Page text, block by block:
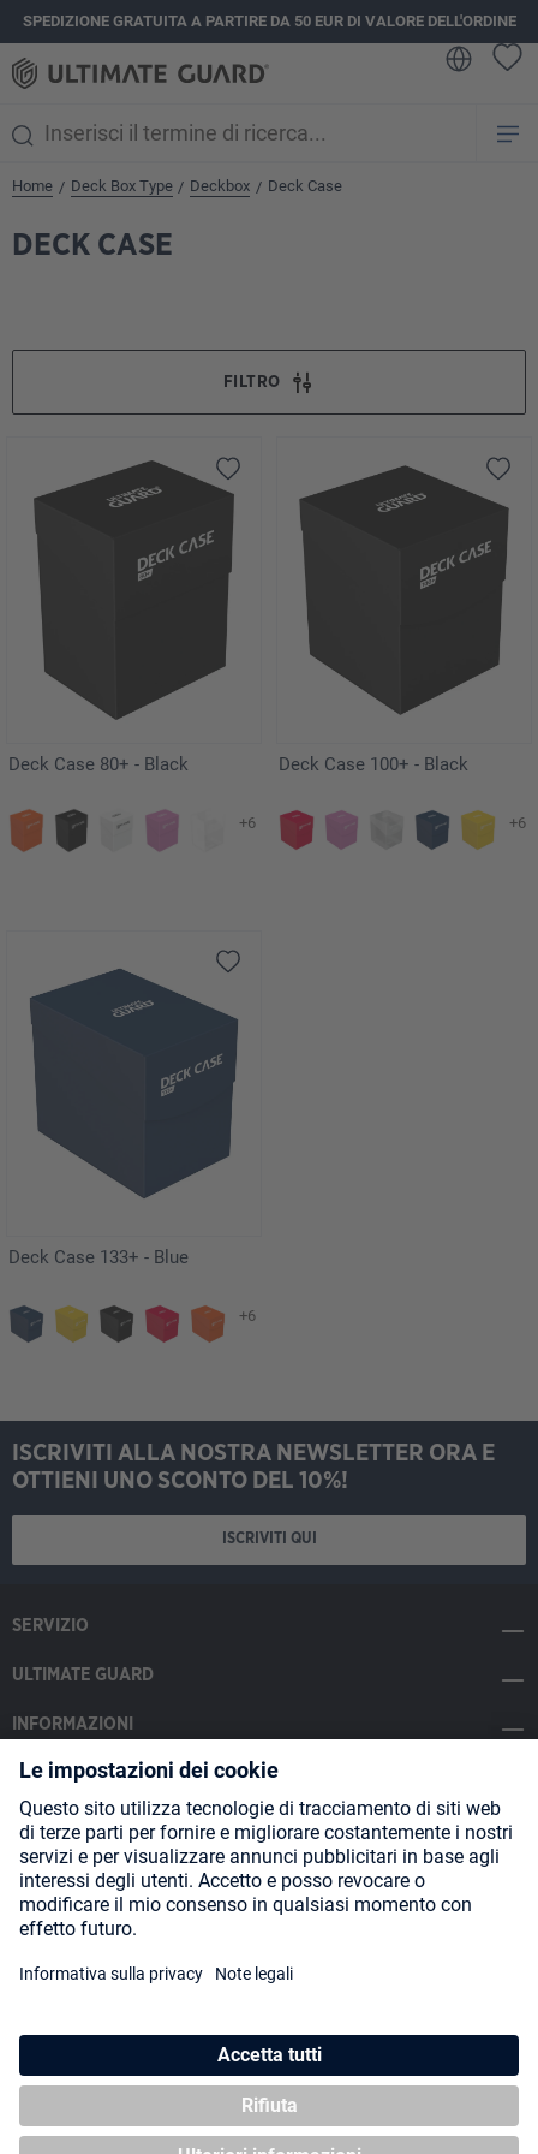
principale
SPEDIZIONE GRATUITA A PARTIRE DA 50 EUR DI VALORE DELL'ORDINE
Home / Deck Box Type / Deckbox / Deck Case
DECK CASE
FILTRO
Deck Case 80+ - Black
+6
Deck Case 100+ - Black
+6
Deck Case 133+ - Blue
+6
ISCRIVITI ALLA NOSTRA NEWSLETTER ORA E
OTTIENI UNO SCONTO DEL 10%!
ISCRIVITI QUI
SERVIZIO
ULTIMATE GUARD
INFORMAZIONI
SOCIAL MEDIA
Payment Methods
Shipping
Blog